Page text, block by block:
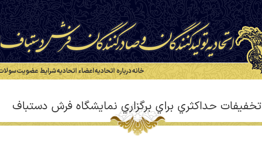
خانهدرباره اتحادیهاعضاء اتحادیهشرایط عضویت
تخفيفات حداکثري براي برگزاري نمايشگاه فرش دستباف